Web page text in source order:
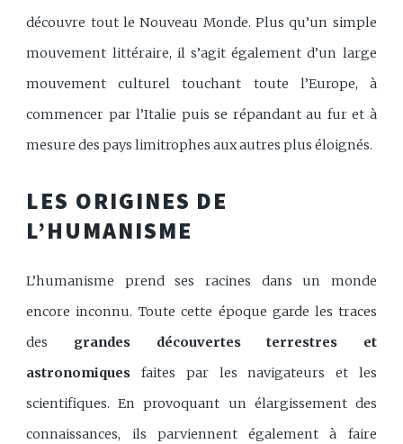
découvre tout le Nouveau Monde. Plus qu’un simple
mouvement littéraire, il s’agit également d’un large
mouvement culturel touchant toute l’Europe, à
commencer par l’Italie puis se répandant au fur et à
mesure des pays limitrophes aux autres plus éloignés.
LES ORIGINES DE
L’HUMANISME
L’humanisme prend ses racines dans un monde
encore inconnu. Toute cette époque garde les traces
des grandes découvertes terrestres et
astronomiques faites par les navigateurs et les
scientifiques. En provoquant un élargissement des
connaissances, ils parviennent également à faire